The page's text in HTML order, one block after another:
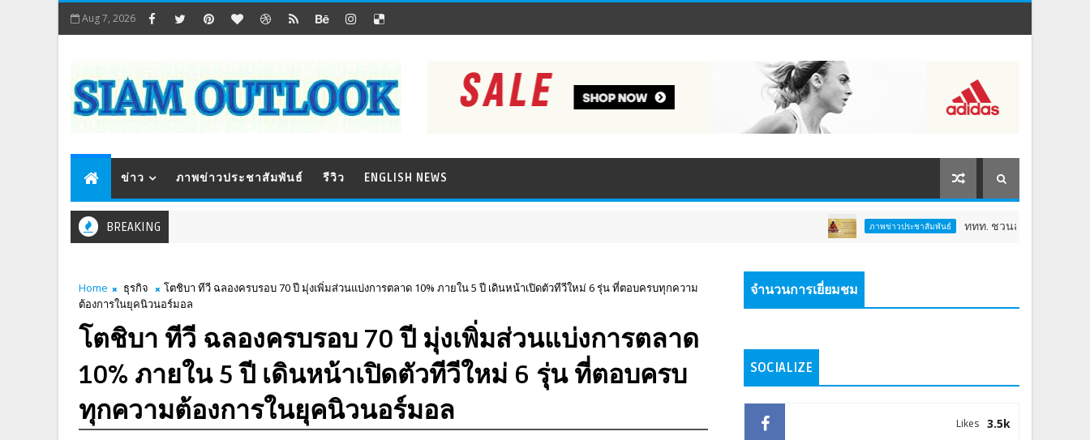
Aug 7, 2026
ข่าว ภาพข่าวประชาสัมพันธ์ รีวิว ENGLISH NEWS
BREAKING ภาพข่าวประชาสัมพันธ์ ททท. ชวนสัมผัสพลังแห่งศรัทธา ร่
Home ธุรกิจ
โตชิบา ทีวี ฉลองครบรอบ 70 ปี มุ่งเพิ่มส่วนแบ่งการตลาด 10% ภายใน 5 ปี เดินหน้าเปิดตัวทีวีใหม่ 6 รุ่น ที่ตอบครบทุกความ
ต้องการในยุคนิวนอร์มอล
โตชิบา ทีวี ฉลองครบรอบ 70 ปี มุ่งเพิ่มส่วนแบ่งการตลาด
10% ภายใน 5 ปี เดินหน้าเปิดตัวทีวีใหม่ 6 รุ่น ที่ตอบครบ
ทุกความต้องการในยุคนิวนอร์มอล
จำนวนการเยี่ยมชม
SOCIALIZE
3.5k
Likes